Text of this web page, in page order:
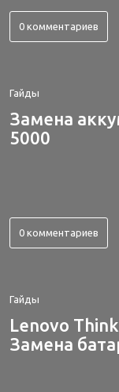
0 комментариев
Гайды
Замена
5000
0 комментариев
Гайды
Lenovo
Замена